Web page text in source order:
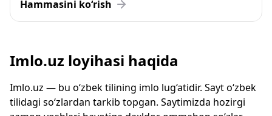
Hammasini ko‘rish
Imlo.uz loyihasi haqida
Imlo.uz — bu o‘zbek tilining imlo lug‘atidir. Sayt o‘zbek
tilidagi so‘zlardan tarkib topgan. Saytimizda hozirgi